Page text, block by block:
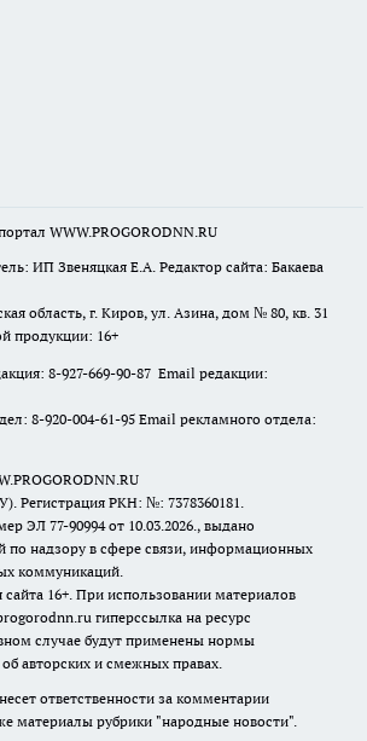
WWW.PROGORODNN.RU
ИП Звеняцкая Е.А. Редактор сайта: Бакаева
область, г. Киров, ул. Азина, дом № 80, кв. 31
продукции: 16+
8-927-669-90-87 Email редакции:
8-920-004-61-95 Email рекламного отдела:
Регистрация РКН: №: 7378360181.
ЭЛ 77-90994 от 10.03.2026., выдано
по надзору в сфере связи, информационных
коммуникаций.
сайта 16+. При использовании материалов
гиперссылка на ресурс
случае будут применены нормы
авторских и смежных правах.
ответственности за комментарии
материалы рубрики "народные новости".